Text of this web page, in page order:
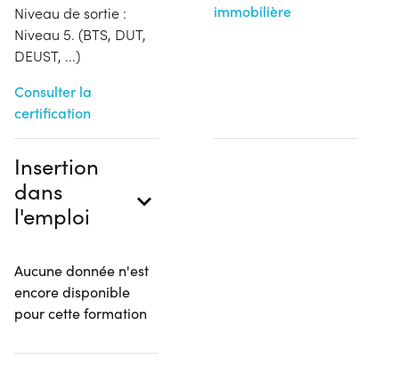
Niveau de sortie :
Niveau 5. (BTS, DUT,
DEUST, ...)
Consulter la
certification
immobilière
Insertion
dans
l'emploi
Aucune donnée n'est
encore disponible
pour cette formation